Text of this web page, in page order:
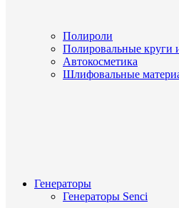
Полироли
Полировальные круги
Автокосметика
Шлифовальные
Генераторы
Генераторы Senci